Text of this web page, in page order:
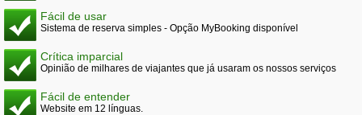
Fácil de usar
Sistema de reserva simples - Opção MyBooking disponível
Crítica imparcial
Opinião de milhares de viajantes que já usaram os nossos serviços
Fácil de entender
Website em 12 línguas.